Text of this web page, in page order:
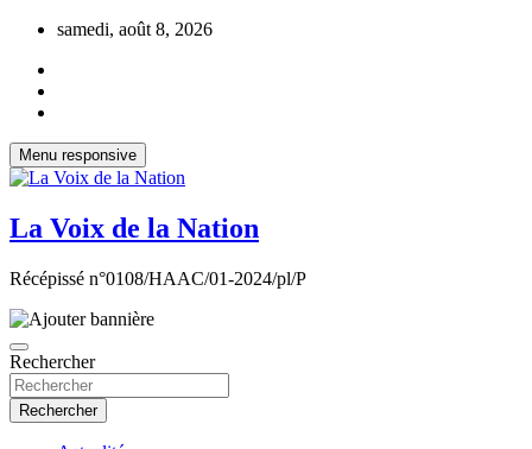
Aller
contenu
samedi, août 8, 2026
Menu responsive
La Voix de la Nation
Récépissé n°0108/HAAC/01-2024/pl/P
Rechercher
Rechercher